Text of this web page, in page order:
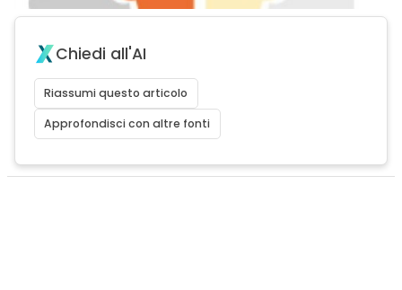
Chiedi all'AI
Riassumi questo articolo
Approfondisci con altre fonti